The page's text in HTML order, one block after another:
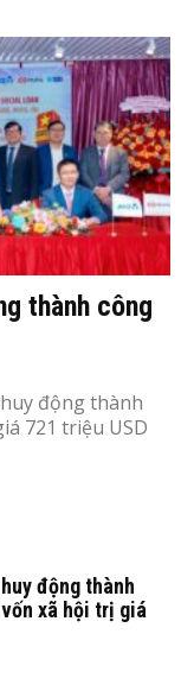
thành công
động thành
721 triệu USD
động thành
xã hội trị giá